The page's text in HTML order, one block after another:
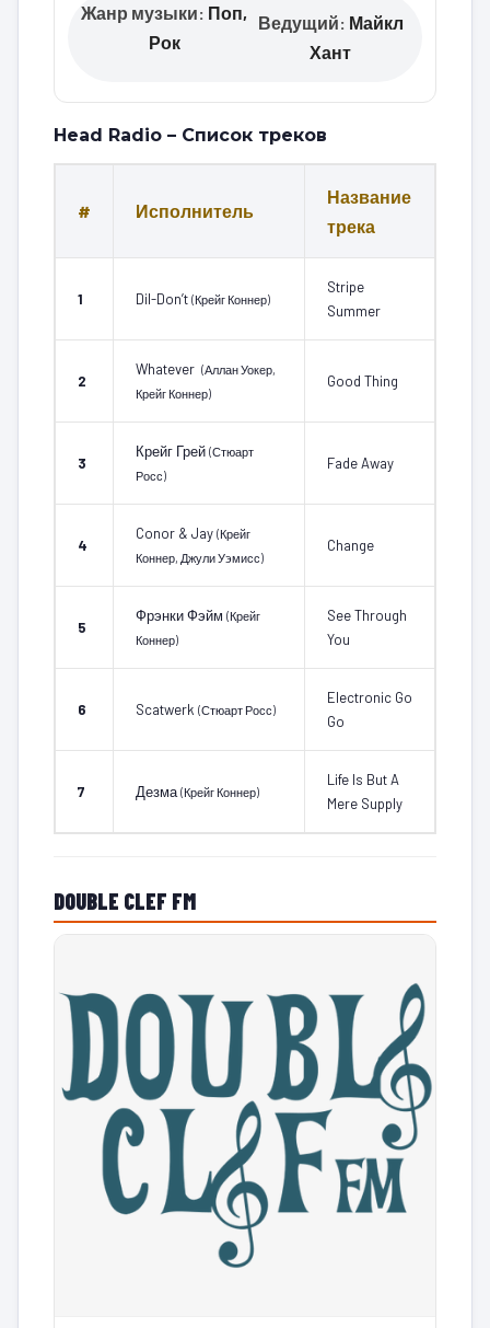
Жанр музыки: Поп,
Рок
Ведущий: Майкл
Хант
Head Radio – Список треков
# Исполнитель
Название
трека
1 Dil-Don’t (Крейг Коннер)
Stripe
Summer
2
Whatever (Аллан Уокер,
Крейг Коннер)
Good Thing
3
Крейг Грей (Стюарт
Росс)
Fade Away
4
Conor & Jay (Крейг
Коннер, Джули Уэмисс)
Change
5
Фрэнки Фэйм (Крейг
Коннер)
See Through
You
6 Scatwerk (Стюарт Росс)
Electronic Go
Go
7 Дезма (Крейг Коннер)
Life Is But A
Mere Supply
DOUBLE CLEF FM